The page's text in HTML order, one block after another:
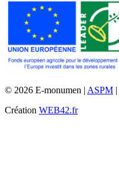
© 2026 E-monumen | ASPM
Création WEB42.fr